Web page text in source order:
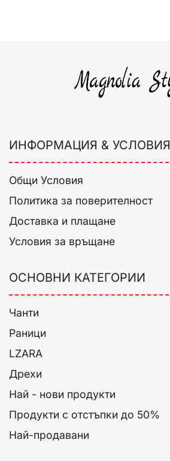
ИНФОРМАЦИЯ & УСЛОВИЯ
Общи Условия
Политика за поверителност
Доставка и плащане
Условия за връщане
ОСНОВНИ КАТЕГОРИИ
Чанти
Раници
LZARA
Дрехи
Най - нови продукти
Продукти с отстъпки до 50%
Най-продавани